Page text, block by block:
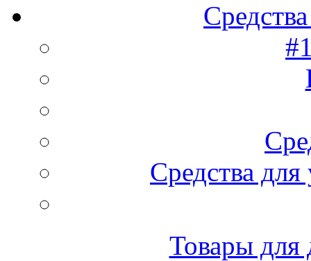
Средства для
Товары для